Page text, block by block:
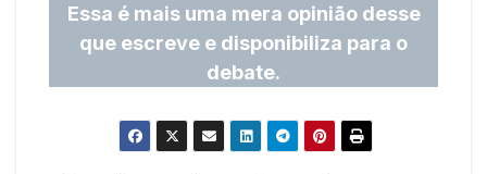
Essa é mais uma mera opinião desse
que escreve e disponibiliza para o
debate.